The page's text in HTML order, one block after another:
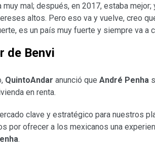
mal; después, en 2017, estaba mejor;
altos. Pero eso va y vuelve, creo
es un país muy fuerte y siempre va a
de Benvi
QuintoAndar anunció que André Penha
en renta.
clave y estratégico para nuestros
por ofrecer a los mexicanos una
.